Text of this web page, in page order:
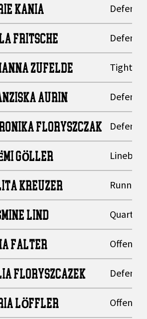
KANIA
FRITSCHE
ZUFELDE Tight
AURIN
FLORYSZCZAK
GÖLLER
KREUZER Running
LIND
FALTER
FLORYSZCAZEK
LÖFFLER